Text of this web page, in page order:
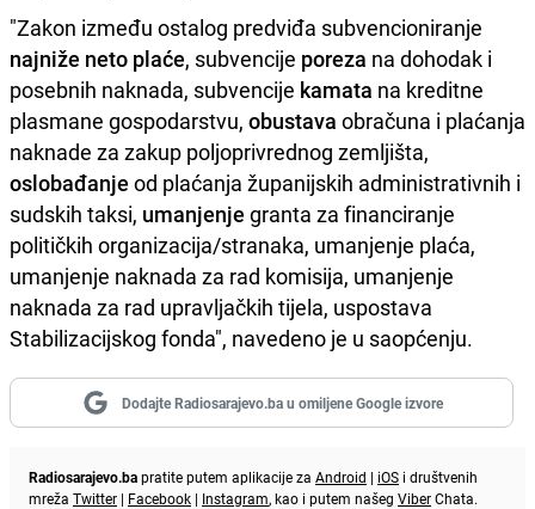
"Zakon između ostalog predviđa subvencioniranje
najniže neto plaće, subvencije poreza na dohodak i
posebnih naknada, subvencije kamata na kreditne
plasmane gospodarstvu, obustava obračuna i plaćanja
naknade za zakup poljoprivrednog zemljišta,
oslobađanje od plaćanja županijskih administrativnih i
sudskih taksi, umanjenje granta za financiranje
političkih organizacija/stranaka, umanjenje plaća,
umanjenje naknada za rad komisija, umanjenje
naknada za rad upravljačkih tijela, uspostava
Stabilizacijskog fonda", navedeno je u saopćenju.
Dodajte Radiosarajevo.ba u omiljene Google izvore
Radiosarajevo.bapratite putem aplikacije za Android | iOS i društvenih
mreža Twitter | Facebook | Instagram, kao i putem našeg ViberChata.